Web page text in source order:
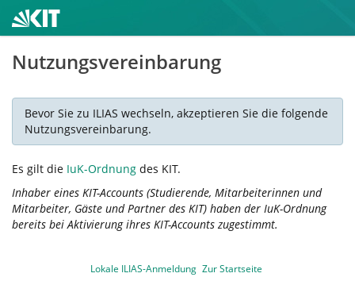
Nutzungsvereinbarung
Bevor Sie zu ILIAS wechseln, akzeptieren Sie die folgende
Nutzungsvereinbarung.
Es gilt die IuK-Ordnung des KIT.
Inhaber eines KIT-Accounts (Studierende, Mitarbeiterinnen und
Mitarbeiter, Gäste und Partner des KIT) haben der IuK-Ordnung
bereits bei Aktivierung ihres KIT-Accounts zugestimmt.
Lokale ILIAS-Anmeldung Zur Startseite